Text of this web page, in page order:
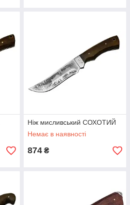
Ніж мисливський СОХОТИЙ
Немає в наявності
874 ₴